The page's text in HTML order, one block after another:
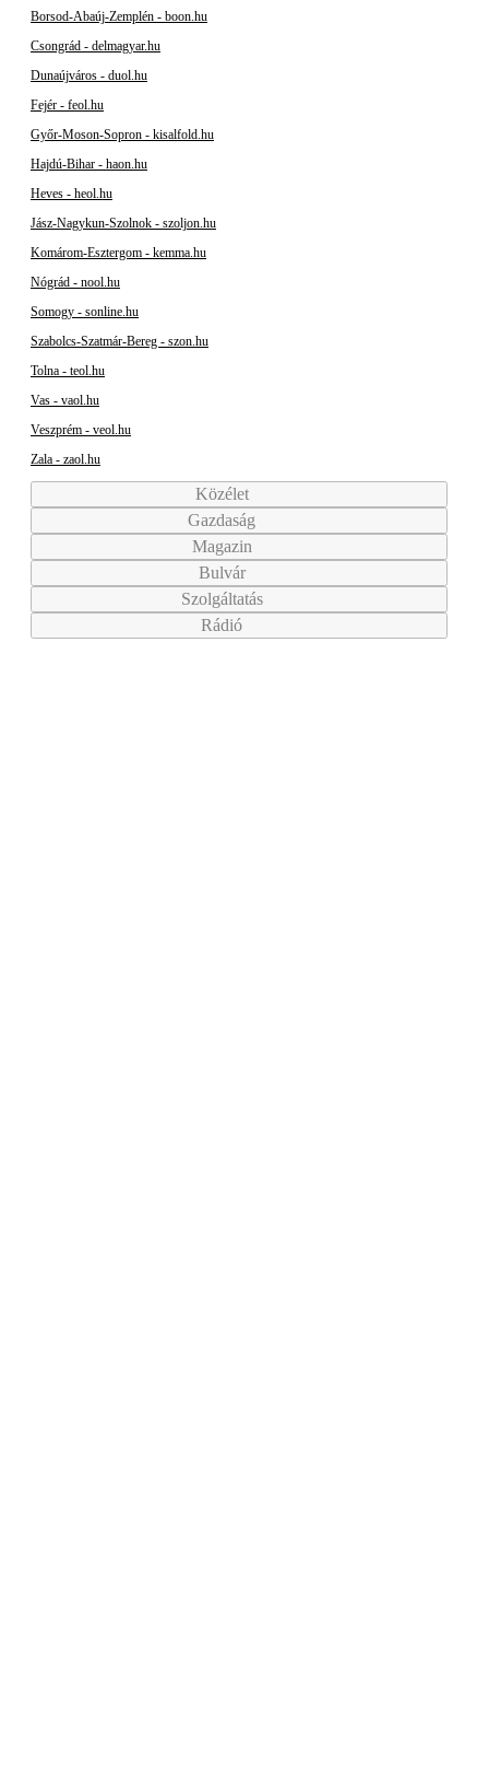
Borsod-Abaúj-Zemplén - boon.hu
Csongrád - delmagyar.hu
Dunaújváros - duol.hu
Fejér - feol.hu
Győr-Moson-Sopron - kisalfold.hu
Hajdú-Bihar - haon.hu
Heves - heol.hu
Jász-Nagykun-Szolnok - szoljon.hu
Komárom-Esztergom - kemma.hu
Nógrád - nool.hu
Somogy - sonline.hu
Szabolcs-Szatmár-Bereg - szon.hu
Tolna - teol.hu
Vas - vaol.hu
Veszprém - veol.hu
Zala - zaol.hu
Közélet
Gazdaság
Magazin
Bulvár
Szolgáltatás
Rádió